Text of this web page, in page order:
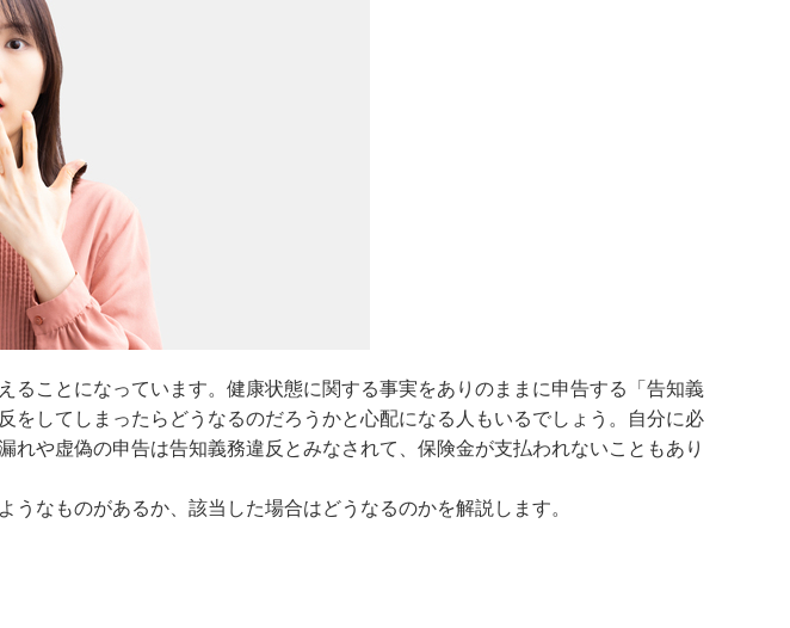
ことになっています。健康状態に関する事実をありのままに申告する「告知義
してしまったらどうなるのだろうかと心配になる人もいるでしょう。自分に必
や虚偽の申告は告知義務違反とみなされて、保険金が支払われないこともあり
なものがあるか、該当した場合はどうなるのかを解説します。